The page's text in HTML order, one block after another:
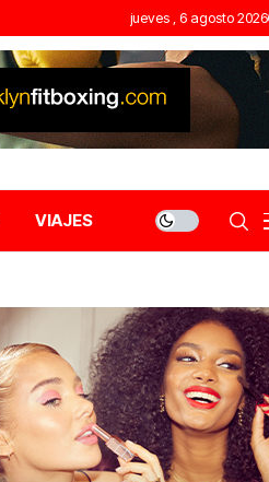
jueves , 6 agosto 2026
VIAJES